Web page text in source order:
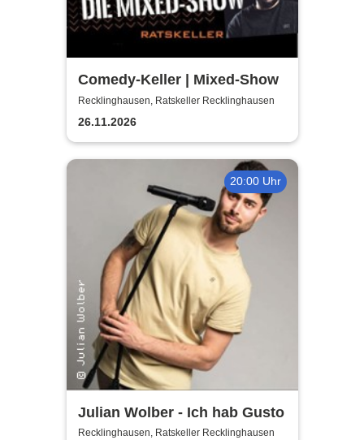
Comedy-Keller | Mixed-Show
Recklinghausen, Ratskeller Recklinghausen
26.11.2026
20:00 Uhr
Julian Wolber - Ich hab Gusto
Recklinghausen, Ratskeller Recklinghausen